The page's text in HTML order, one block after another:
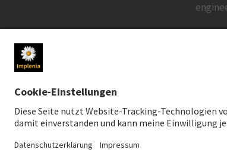
Newsroom
Medienkontakt
Social Media
Downloads für Medien